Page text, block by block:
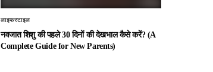
लाइफस्टाइल
नवजात शिशु की पहले 30 दिनों की देखभाल कैसे करें? (A
Complete Guide for New Parents)